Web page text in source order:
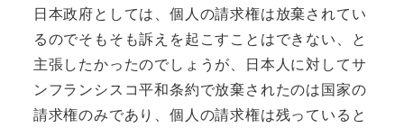
日本政府としては、個人の請求権は放棄されてい
るのでそもそも訴えを起こすことはできない、と
主張したかったのでしょうが、日本人に対してサ
ンフランシスコ平和条約で放棄されたのは国家の
請求権のみであり、個人の請求権は残っていると